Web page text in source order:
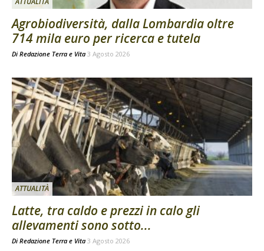
Agrobiodiversità, dalla Lombardia oltre
714 mila euro per ricerca e tutela
Di Redazione Terra e Vita 3 Agosto 2026
ATTUALITÀ
Latte, tra caldo e prezzi in calo gli
allevamenti sono sotto...
Di Redazione Terra e Vita 3 Agosto 2026